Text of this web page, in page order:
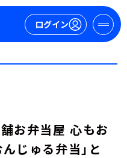
ログイン
お弁当屋 心もお
じゅる弁当」と